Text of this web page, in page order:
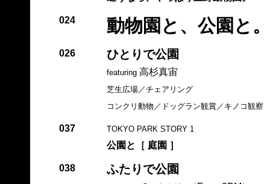
024 動物園と、公園と。
026 ひとりで公園
featuring高杉真宙
芝生広場／チェアリング
コンクリ動物／ドッグラン観賞／キノコ観察
037 TOKYO PARK STORY 1
公園と［ 庭園 ］
038 ふたりで公園